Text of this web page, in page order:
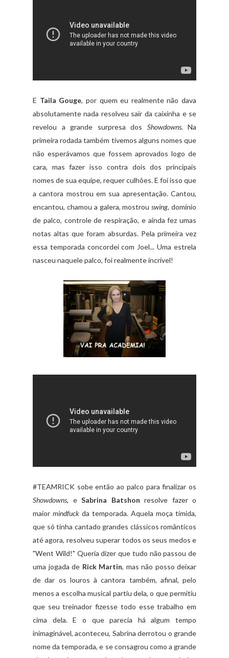
E Taila Gouge, por quem eu realmente não dava
absolutamente nada resolveu sair da caixinha e se
revelou a grande surpresa dos Showdowns. Na
primeira rodada também tivemos alguns nomes que
não esperávamos que fossem aprovados logo de
cara, mas fazer isso contra dois dos principais
nomes de sua equipe, requer culhões. E foi isso que
a cantora mostrou em sua apresentação. Cantou,
encantou, chamou a galera, mostrouswing, domínio
de palco, controle de respiração, e ainda fez umas
notas altas que foram absurdas. Pela primeira vez
essa temporada concordei com Joel... Uma estrela
nasceu naquele palco, foi realmente incrível!
#TEAMRICK sobe então ao palco para finalizar os
Showdowns, e Sabrina Batshon resolve fazer o
maior mindfuck da temporada. Aquela moça tímida,
que só tinha cantado grandes clássicos românticos
até agora, resolveu superar todos os seus medos e
"Went Wild!" Queria dizer que tudo não passou de
uma jogada de Rick Martin, mas não posso deixar
de dar os louros à cantora também, afinal, pelo
menos a escolha musical partiu dela, o que permitiu
que seu treinador fizesse todo esse trabalho em
cima dela. E o que parecia há algum tempo
inimaginável, aconteceu, Sabrina derrotou o grande
nome da temporada, e se consagrou como a grande